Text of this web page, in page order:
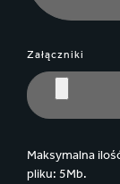
Załączniki
Maksymalna
pliku: 5Mb.